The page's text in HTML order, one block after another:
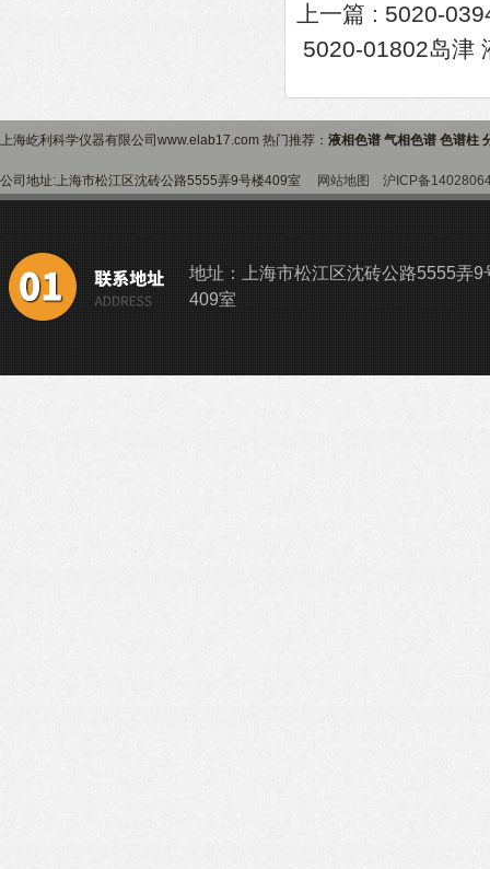
上一篇 : 5020-
5020-01802岛津
上海屹利科学仪器有限公司www.elab17.com 热门推荐： 液相色谱 气相色谱 色谱柱
公司地址:上海市松江区沈砖公路5555弄9号楼409室 网站地图 沪ICP备
地址：上海市松江区沈砖公路5555弄9
409室